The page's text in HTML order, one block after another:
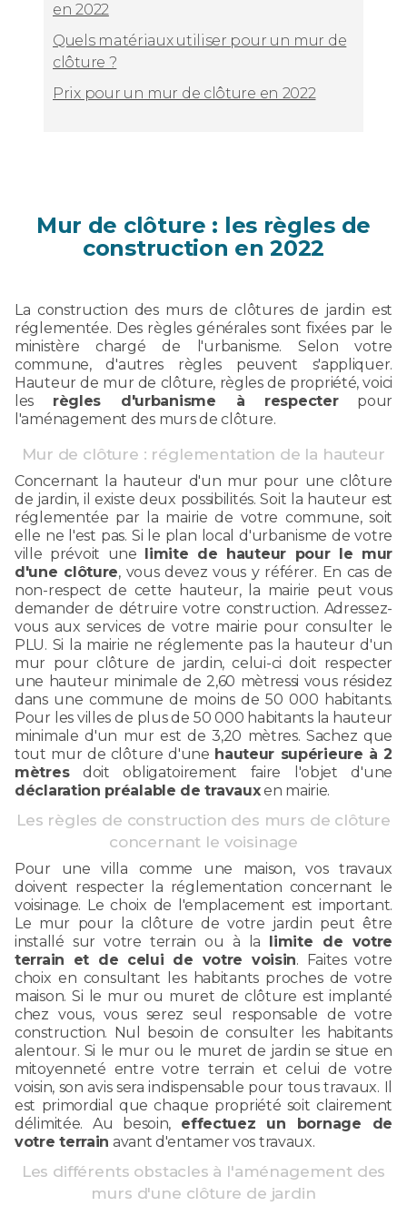
en 2022
Quels matériaux utiliser pour un mur de
clôture ?
Prix pour un mur de clôture en 2022
Mur de clôture : les règles de
construction en 2022
La construction des murs de clôtures de jardin est
réglementée. Des règles générales sont fixées par le
ministère chargé de l'urbanisme. Selon votre
commune, d'autres règles peuvent s'appliquer.
Hauteur de mur de clôture, règles de propriété, voici
les règles d'urbanisme à respecterpour
l'aménagement des murs de clôture.
Mur de clôture : réglementation de la hauteur
Concernant la hauteur d'un mur pour une clôture
de jardin, il existe deux possibilités. Soit la hauteur est
réglementée par la mairie de votre commune, soit
elle ne l'est pas. Si le plan local d'urbanisme de votre
ville prévoit une limite de hauteur pour le mur
d'une clôture, vous devez vous y référer. En cas de
non-respect de cette hauteur, la mairie peut vous
demander de détruire votre construction. Adressez-
vous aux services de votre mairie pour consulter le
PLU. Si la mairie ne réglemente pas la hauteur d'un
mur pour clôture de jardin, celui-ci doit respecter
une hauteur minimale de 2,60 mètressi vous résidez
dans une commune de moins de 50 000 habitants.
Pour les villes de plus de 50 000 habitants la hauteur
minimale d'un mur est de 3,20 mètres. Sachez que
tout mur de clôture d'une hauteur supérieure à 2
mètresdoit obligatoirement faire l'objet d'une
déclaration préalable de travauxen mairie.
Les règles de construction des murs de clôture
concernant le voisinage
Pour une villa comme une maison, vos travaux
doivent respecter la réglementation concernant le
voisinage. Le choix de l'emplacement est important.
Le mur pour la clôture de votre jardin peut être
installé sur votre terrain ou à la limite de votre
terrain et de celui de votre voisin. Faites votre
choix en consultant les habitants proches de votre
maison. Si le mur ou muret de clôture est implanté
chez vous, vous serez seul responsable de votre
construction. Nul besoin de consulter les habitants
alentour. Si le mur ou le muret de jardin se situe en
mitoyenneté entre votre terrain et celui de votre
voisin, son avis sera indispensable pour tous travaux. Il
est primordial que chaque propriété soit clairement
délimitée. Au besoin, effectuez un bornage de
votre terrain avant d'entamer vos travaux.
Les différents obstacles à l'aménagement des
murs d'une clôture de jardin